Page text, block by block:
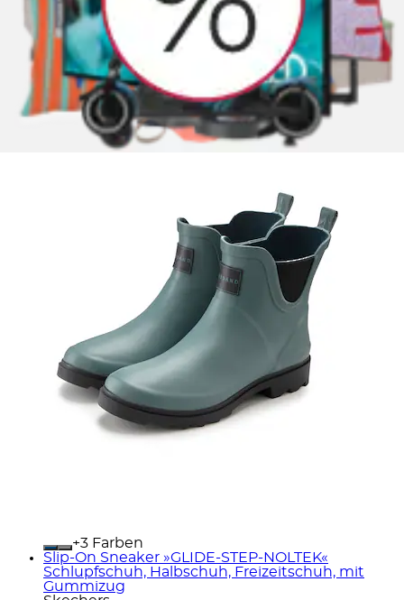
Gummistiefelette »Boots, Gummistiefel,
Schlupfstiefel« aus wasserdichtem Material
Elbsand
Aktueller Preisab74,99 €
+
Farben
Slip-On Sneaker »GLIDE-STEP-NOLTEK«
Schlupfschuh, Halbschuh, Freizeitschuh, mit
Gummizug